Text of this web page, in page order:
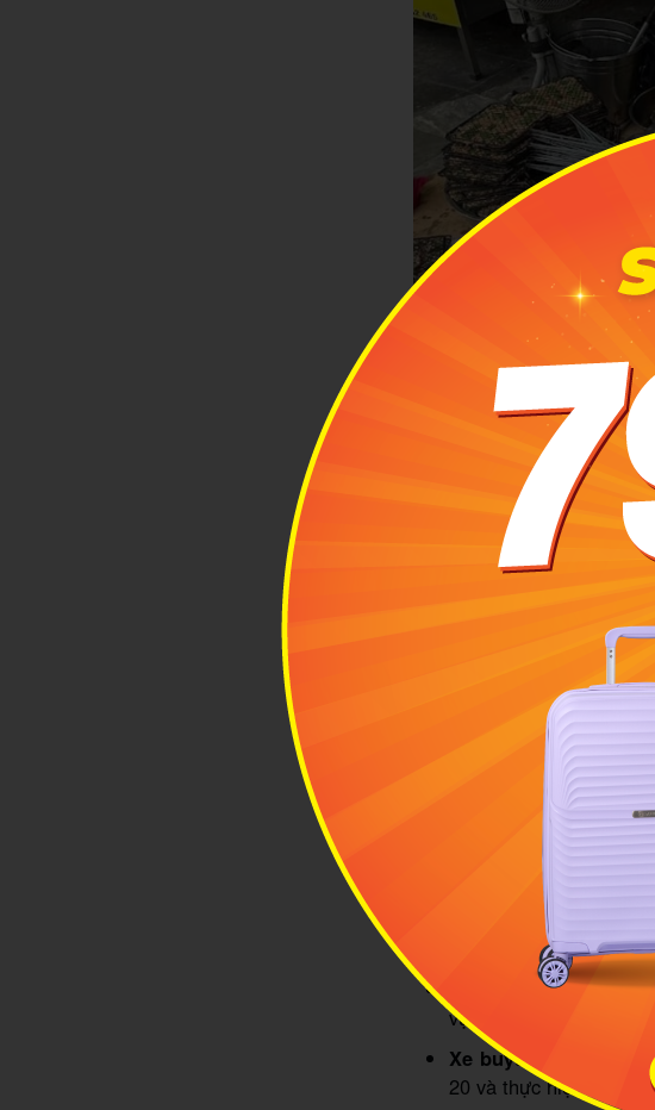
Sự khác biệt lớn nhất
phương pháp
2 Vị trí địa lý
Bún chả 41 Cửa
Cửa Đông, quận
quan biểu tượng của thủ
kết hợp ăn uống trong
Việc di chuyển đến địa
Mình đi
vực ngã tư Thái Thịnh,
Xe buýt công cộng:
20 và thực hiện xuống